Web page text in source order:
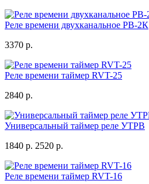
Реле времени двухканальное РВ-2К
3370 р.
Реле времени таймер RVT-25
2840 р.
Универсальный таймер реле УТРВ
1840 р. 2520 р.
Реле времени таймер RVT-16